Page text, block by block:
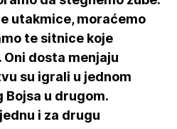
utakmice, moraćemo
te sitnice koje
dosta menjaju
su igrali u jednom
u drugom.
i za drugu